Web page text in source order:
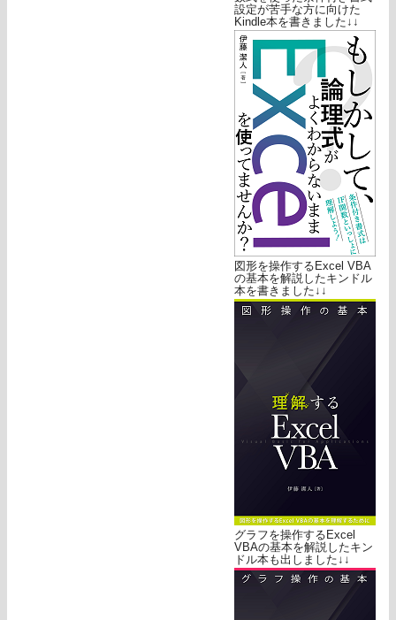
設定が苦手な方に向けた
Kindle本を書きました↓↓
図形を操作するExcel VBA
の基本を解説したキンドル
本を書きました↓↓
グラフを操作するExcel
VBAの基本を解説したキン
ドル本も出しました↓↓